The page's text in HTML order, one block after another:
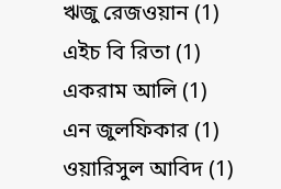
ঋজু রেজওয়ান (1)
এইচ বি রিতা (1)
একরাম আলি (1)
এন জুলফিকার (1)
ওয়ারিসুল আবিদ (1)